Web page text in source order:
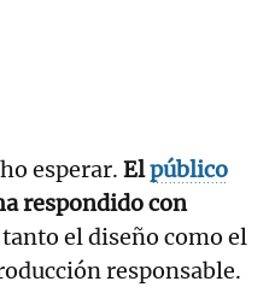
esperar. Elpúblico
respondido con
el diseño como el
responsable.